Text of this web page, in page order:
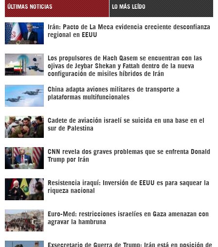
ÚLTIMAS NOTICIAS LO MÁS LEÍDO
Irán: Pacto de La Meca evidencia creciente desconfianza
regional en EEUU
Los propulsores de Hach Qasem se encuentran con las
ojivas de Jeybar Shekan y Fattah dentro de la nueva
configuración de misiles híbridos de Irán
China adapta aviones militares de transporte a
plataformas multifuncionales
Cadete de aviación israelí se suicida en una base en el
sur de Palestina
CNN revela dos graves problemas que se enfrenta Donald
Trump por Irán
Resistencia iraquí: Inversión de EEUU es para saquear la
riqueza nacional
Euro-Med: restricciones israelíes en Gaza amenazan con
agravar la hambruna
Exsecretario de Guerra de Trump: Irán está en posición de